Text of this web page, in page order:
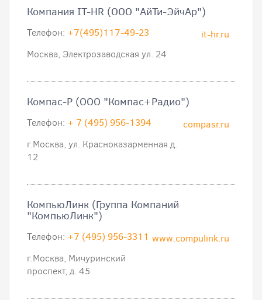
Компания IT-HR (ООО "АйТи-ЭйчАр")
it-hr.ru
Телефон: +7(495)117-49-23
Москва, Электрозаводская ул. 24
Компас-Р (ООО "Компас+Радио")
compasr.ru
Телефон: + 7 (495) 956-1394
г.Москва, ул. Красноказарменная д.
12
КомпьюЛинк (Группа Компаний
"КомпьюЛинк")
www.compulink.ru
Телефон: +7 (495) 956-3311
г.Москва, Мичуринский
проспект, д. 45